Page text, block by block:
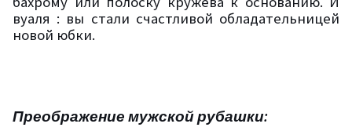
вуаля : вы стали счастливой обладательницей
новой юбки.
Преображение мужской рубашки: